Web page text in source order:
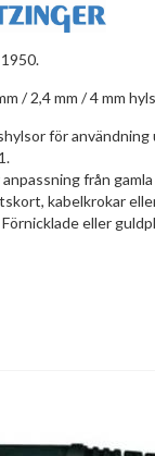
/ 2,4 mm / 4 mm
för användning
från gamla
kabelkrokar
eller